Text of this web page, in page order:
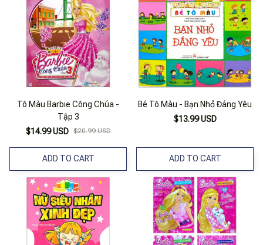
Tô Màu Barbie Công Chúa -
Tập 3
$14.99 USD $20.99 USD
ADD TO CART
Bé Tô Màu - Bạn Nhỏ Đáng Yêu
$13.99 USD
ADD TO CART